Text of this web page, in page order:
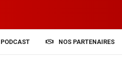
PODCAST NOS PARTENAIRES